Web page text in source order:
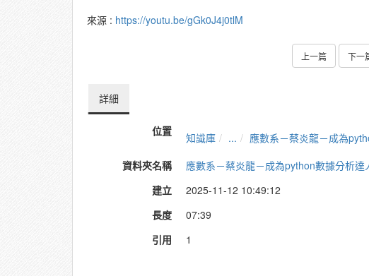
來源 : https://youtu.be/gGk0J4j0tlM
上一篇 下一
詳細
位置 知識庫 ...
應數系－蔡炎龍－成為
資料夾名稱
應數系－蔡炎龍－成為python數據分析達
建立
2025-11-12 10:49:12
長度
07:39
引用
1